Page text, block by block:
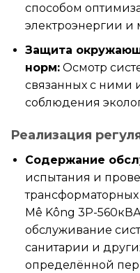
способом
электроэнергии
Защита
норм:Осмотр
связанных с ними
соблюдения
Реализация
Содержание
испытания и
трансформаторных
Mê Kông 3P-
обслуживание
санитарии и
определённой